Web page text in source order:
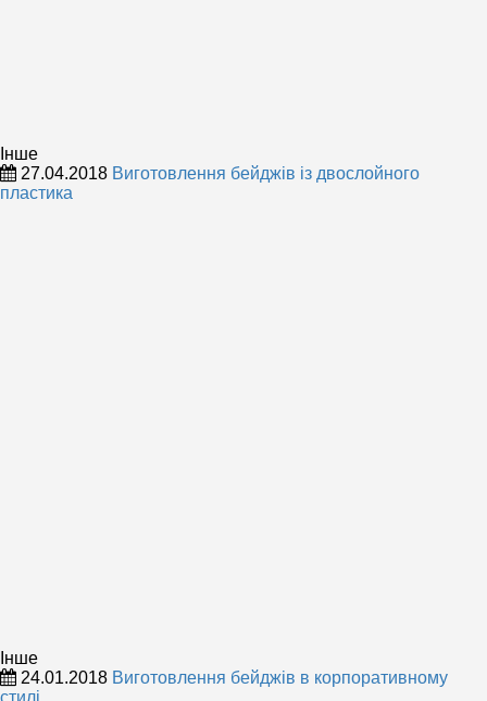
Інше
27.04.2018 Виготовлення бейджів із двослойного
пластика
Інше
24.01.2018 Виготовлення бейджів в корпоративному
стилі